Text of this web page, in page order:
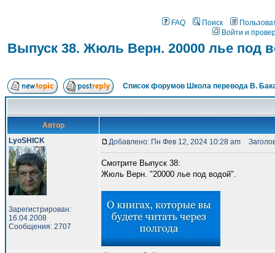
FAQ Поиск
Войти и
Выпуск 38. Жюль Верн. 20000 лье под
Список форумов Школа перевода В.
Автор
LyoSHICK
Зарегистрирован:
16.04.2008
Сообщения: 2707
Добавлено: Пн Фев 12, 2024 10:28 am
Смотрите Выпуск 38:
Жюль Верн. "20000 лье под водой".